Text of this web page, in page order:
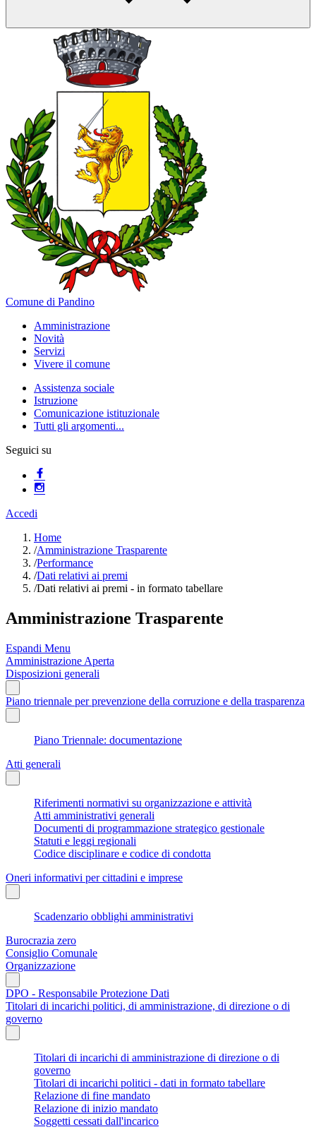
Comune di Pandino
Amministrazione
Novità
Servizi
Vivere il comune
Assistenza sociale
Istruzione
Comunicazione istituzionale
Tutti gli argomenti...
Seguici su
Accedi
Home
/Amministrazione Trasparente
/Performance
/Dati relativi ai premi
/Dati relativi ai premi - in formato tabellare
Amministrazione Trasparente
Espandi Menu
Amministrazione Aperta
Disposizioni generali
Piano triennale per prevenzione della corruzione e della trasparenza
Piano Triennale: documentazione
Atti generali
Riferimenti normativi su organizzazione e attività
Atti amministrativi generali
Documenti di programmazione strategico gestionale
Statuti e leggi regionali
Codice disciplinare e codice di condotta
Oneri informativi per cittadini e imprese
Scadenzario obblighi amministrativi
Burocrazia zero
Consiglio Comunale
Organizzazione
DPO - Responsabile Protezione Dati
Titolari di incarichi politici, di amministrazione, di direzione o di
governo
Titolari di incarichi di amministrazione di direzione o di
governo
Titolari di incarichi politici - dati in formato tabellare
Relazione di fine mandato
Relazione di inizio mandato
Soggetti cessati dall'incarico